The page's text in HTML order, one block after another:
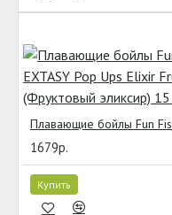
1679р.
Купить